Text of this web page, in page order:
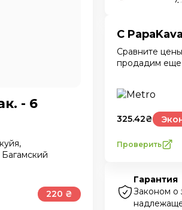
- 6
220 ₴
С PapaKava
Сравните
продадим еще
325.42₴
Проверить
Гарантия
Законом о